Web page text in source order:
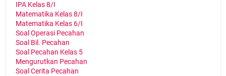
IPA Kelas 8/I
Matematika Kelas 8/I
Matematika Kelas 6/I
Soal Operasi Pecahan
Soal Bil. Pecahan
Soal Pecahan Kelas 5
Mengurutkan Pecahan
Soal Cerita Pecahan